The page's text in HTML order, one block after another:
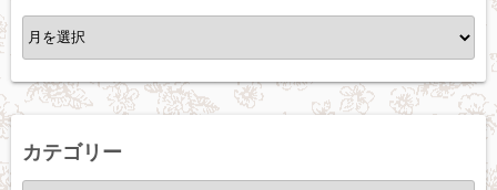
ア
ー
カ
イ
ブ
カテゴリー